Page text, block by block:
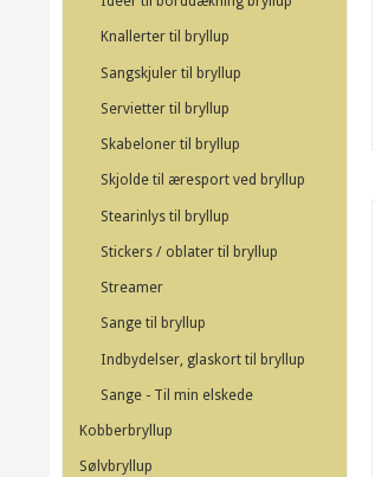
Knallerter til bryllup
Sangskjuler til bryllup
Servietter til bryllup
Skabeloner til bryllup
Skjolde til æresport ved bryllup
Stearinlys til bryllup
Stickers / oblater til bryllup
Streamer
Sange til bryllup
Indbydelser, glaskort til bryllup
Sange - Til min elskede
Kobberbryllup
Sølvbryllup